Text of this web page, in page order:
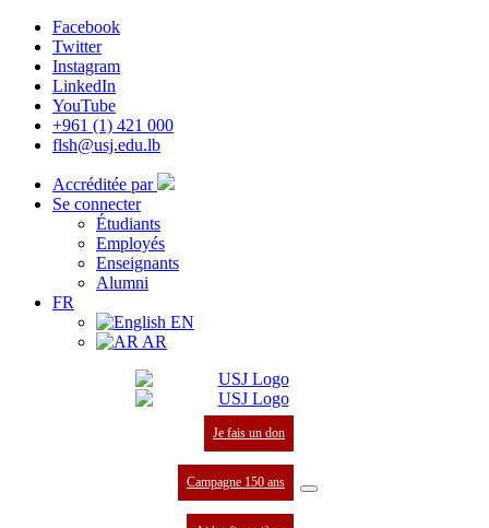
Facebook
Twitter
Instagram
LinkedIn
YouTube
+961 (1) 421 000
flsh@usj.edu.lb
Accréditée par
Se connecter
Étudiants
Employés
Enseignants
Alumni
FR
EN
AR
Je fais un don
Campagne 150 ans